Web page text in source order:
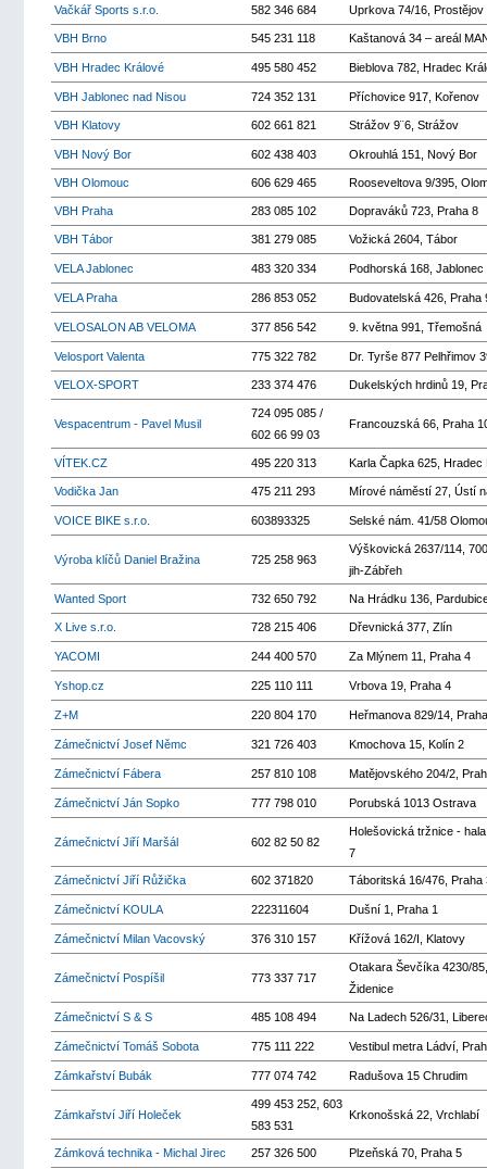
Vačkář Sports s.r.o. 582 346 684 Uprkova 74/16, Prostějov
VBH Brno 545 231 118 Kaštanová 34 – areál
VBH Hradec Králové 495 580 452 Bieblova 782, Hradec
VBH Jablonec nad Nisou 724 352 131 Příchovice 917, Kořenov
VBH Klatovy 602 661 821 Strážov 9¨6, Strážov
VBH Nový Bor 602 438 403 Okrouhlá 151, Nový Bor
VBH Olomouc 606 629 465 Rooseveltova 9/395,
VBH Praha 283 085 102 Dopraváků 723, Praha 8
VBH Tábor 381 279 085 Vožická 2604, Tábor
VELA Jablonec 483 320 334 Podhorská 168, Jablonec
VELA Praha 286 853 052 Budovatelská 426, Praha
VELOSALON AB VELOMA 377 856 542 9. května 991, Třemošná
Velosport Valenta 775 322 782 Dr. Tyrše 877 Pelhřimov
VELOX-SPORT 233 374 476 Dukelských hrdinů 19,
Vespacentrum - Pavel Musil
724 095 085 /
602 66 99 03
Francouzská 66, Praha
VÍTEK.CZ 495 220 313 Karla Čapka 625, Hradec
Vodička Jan 475 211 293 Mírové náměstí 27, Ústí
VOICE BIKE s.r.o. 603893325 Selské nám. 41/58
Výroba klíčů Daniel Bražina 725 258 963
Výškovická 2637/114,
jih-Zábřeh
Wanted Sport 732 650 792 Na Hrádku 136,
X Live s.r.o. 728 215 406 Dřevnická 377, Zlín
YACOMI 244 400 570 Za Mlýnem 11, Praha 4
Yshop.cz 225 110 111 Vrbova 19, Praha 4
Z+M 220 804 170 Heřmanova 829/14,
Zámečnictví Josef Němc 321 726 403 Kmochova 15, Kolín 2
Zámečnictví Fábera 257 810 108 Matějovského 204/2,
Zámečnictví Ján Sopko 777 798 010 Porubská 1013 Ostrava
Zámečnictví Jiří Maršál 602 82 50 82
Holešovická tržnice -
7
Zámečnictví Jiří Růžička 602 371820 Táboritská 16/476, Praha
Zámečnictví KOULA 222311604 Dušní 1, Praha 1
Zámečnictví Milan Vacovský 376 310 157 Křížová 162/I, Klatovy
Zámečnictví Pospíšil 773 337 717
Otakara Ševčíka 4230/
Židenice
Zámečnictví S & S 485 108 494 Na Ladech 526/31,
Zámečnictví Tomáš Sobota 775 111 222 Vestibul metra Ládví,
Zámkařství Bubák 777 074 742 Radušova 15 Chrudim
Zámkařství Jiří Holeček
499 453 252, 603
583 531
Krkonošská 22, Vrchlabí
Zámková technika - Michal Jirec 257 326 500 Plzeňská 70, Praha 5